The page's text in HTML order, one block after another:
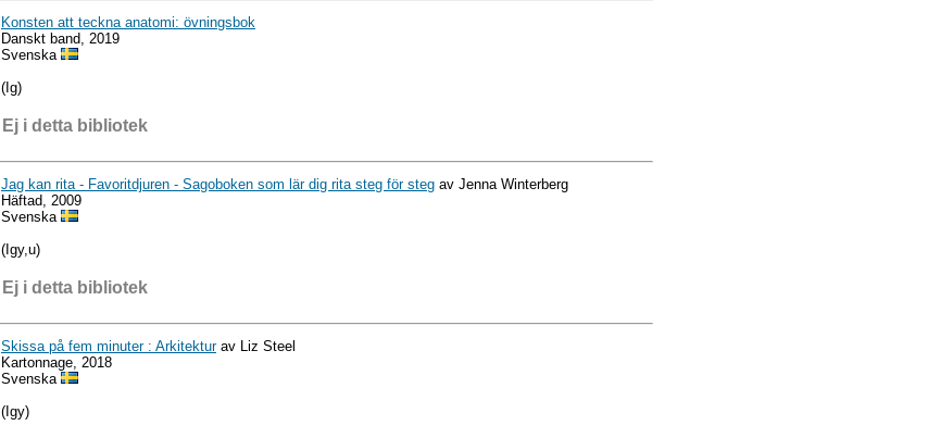
Konsten att teckna anatomi: övningsbok
Danskt band, 2019
Svenska
(Ig)
Ej i detta bibliotek
Jag kan rita - Favoritdjuren - Sagoboken som lär dig rita steg för steg av Jenna Winterberg
Häftad, 2009
Svenska
(Igy,u)
Ej i detta bibliotek
Skissa på fem minuter : Arkitekturav Liz Steel
Kartonnage, 2018
Svenska
(Igy)